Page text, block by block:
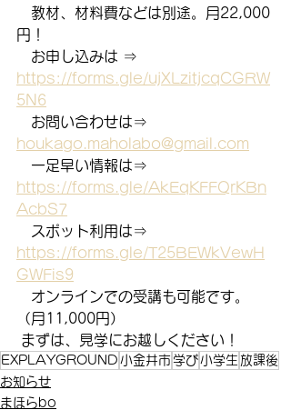
教材、材料費などは別途。月22,000
円！
お申し込みは ⇒
https://forms.gle/ujXLzitjcqCGRW
5N6
お問い合わせは⇒
houkago.maholabo@gmail.com
一足早い情報は⇒
https://forms.gle/AkEqKFFQrKBn
AcbS7
スポット利用は⇒
https://forms.gle/T25BEWkVewH
GWFis9
オンラインでの受講も可能です。
（月11,000円）
まずは、見学にお越しください！
EXPLAYGROUND 小金井市 学び小学生 放課後
お知らせ
まほらbo